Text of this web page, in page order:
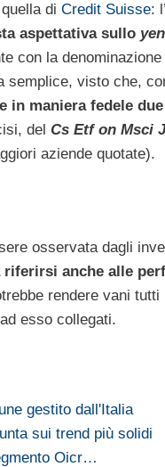
di Credit Suisse:
aspettativa sullo yen
con la denominazione
semplice, visto che,
in maniera fedele
del Cs Etf on Msci
aziende quotate).
osservata dagli
anche alle
rendere vani
esso collegati.
gestito dall'Italia
sui trend più solidi
Oicr…